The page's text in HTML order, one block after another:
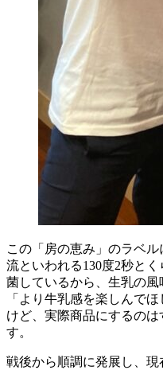
この「房の恵み」のラベ
流といわれる130度2秒と
菌しているから、生乳の風
「より牛乳感を楽しんで
けど、実際商品にするの
す。
戦後から順調に発展し、